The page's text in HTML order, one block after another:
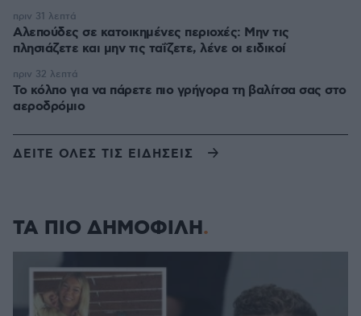
Αλεπούδες σε κατοικημένες περιοχές: Μην τις
πλησιάζετε και μην τις ταΐζετε, λένε οι ειδικοί
πριν 31 λεπτά
Το κόλπο για να πάρετε πιο γρήγορα τη βαλίτσα σας στο
αεροδρόμιο
πριν 32 λεπτά
ΔΕΙΤΕ ΟΛΕΣ ΤΙΣ ΕΙΔΗΣΕΙΣ
ΤΑ ΠΙΟ ΔΗΜΟΦΙΛΗ